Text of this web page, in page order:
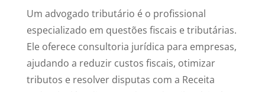
Um advogado tributário é o profissional
especializado em questões fiscais e tributárias.
Ele oferece consultoria jurídica para empresas,
ajudando a reduzir custos fiscais, otimizar
tributos e resolver disputas com a Receita